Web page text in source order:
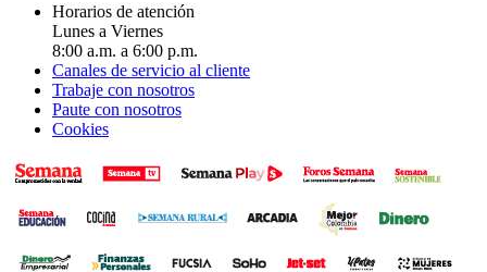
Horarios de atención
Lunes a Viernes
8:00 a.m. a 6:00 p.m.
Canales de servicio al cliente
Trabaje con nosotros
Paute con nosotros
Cookies